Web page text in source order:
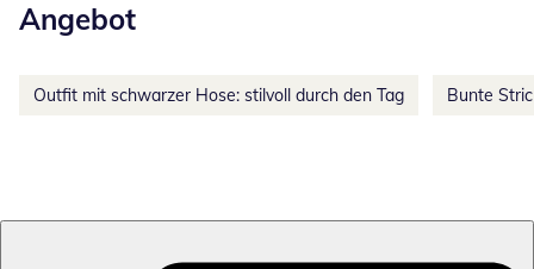
Angebot
Outfit mit schwarzer Hose: stilvoll durch den Tag Bunte